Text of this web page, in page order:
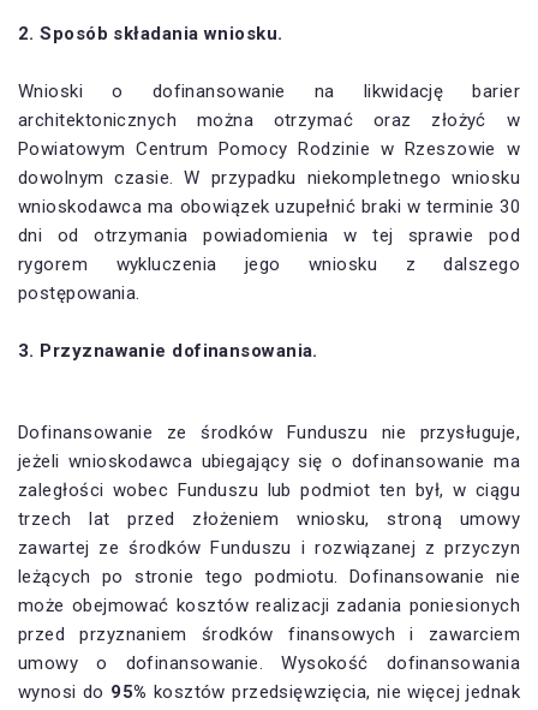
2. Sposób składania wniosku.
Wnioski o dofinansowanie na likwidację barier
architektonicznych można otrzymać oraz złożyć w
Powiatowym Centrum Pomocy Rodzinie w Rzeszowie w
dowolnym czasie. W przypadku niekompletnego wniosku
wnioskodawca ma obowiązek uzupełnić braki w terminie 30
dni od otrzymania powiadomienia w tej sprawie pod
rygorem wykluczenia jego wniosku z dalszego
postępowania.
3. Przyznawanie dofinansowania.
Dofinansowanie ze środków Funduszu nie przysługuje,
jeżeli wnioskodawca ubiegający się o dofinansowanie ma
zaległości wobec Funduszu lub podmiot ten był, w ciągu
trzech lat przed złożeniem wniosku, stroną umowy
zawartej ze środków Funduszu i rozwiązanej z przyczyn
leżących po stronie tego podmiotu. Dofinansowanie nie
może obejmować kosztów realizacji zadania poniesionych
przed przyznaniem środków finansowych i zawarciem
umowy o dofinansowanie. Wysokość dofinansowania
wynosi do 95% kosztów przedsięwzięcia, nie więcej jednak